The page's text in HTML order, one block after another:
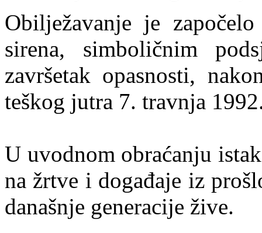
Obilježavanje je
sirena, simboličnim
završetak opasnosti,
teškog jutra 7. travnja
U uvodnom obraćanju
na žrtve i događaje iz
današnje generacije žive.